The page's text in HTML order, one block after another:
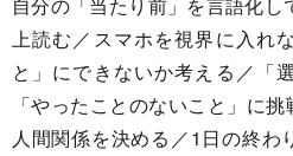
自分の「当たり前」を言語化
上読む／スマホを視界に入れ
と」にできないか考える／「
「やったことのないこと」に
人間関係を決める／1日の終わ